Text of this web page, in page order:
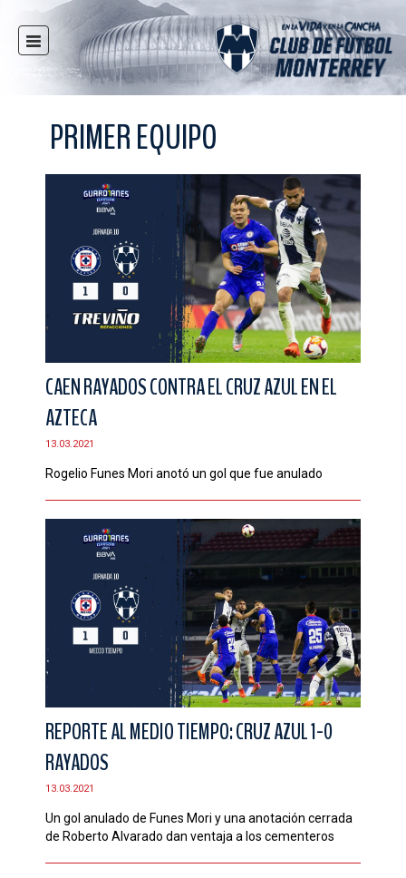
INICIO
NOTICIAS
FUERZAS BÁSICAS
RESPONSABILIDAD SOCIAL
TAQUILLA
ESTADIO
PRENSA
CONTACTO
PRIMER EQUIPO
CAEN RAYADOS CONTRA EL CRUZ AZUL EN EL
AZTECA
13.03.2021
Rogelio Funes Mori anotó un gol que fue anulado
REPORTE AL MEDIO TIEMPO: CRUZ AZUL 1-0
RAYADOS
13.03.2021
Un gol anulado de Funes Mori y una anotación cerrada
de Roberto Alvarado dan ventaja a los cementeros